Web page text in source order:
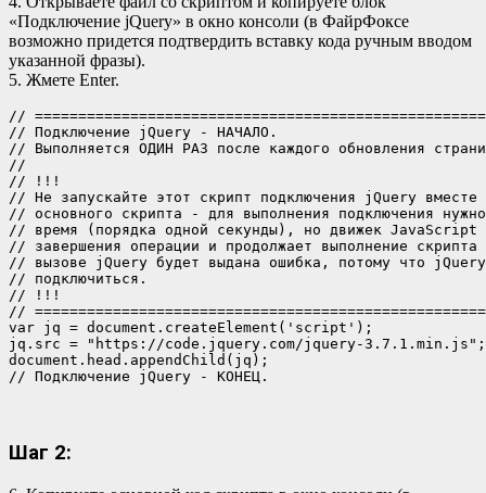
«Подключение jQuery» в окно консоли (в ФайрФоксе
возможно придется подтвердить вставку кода ручным вводом
указанной фразы).
5. Жмете Enter.
//
// Подключение jQuery - НАЧАЛО.
// Выполняется ОДИН РАЗ после каждого обновления
//
// !!!
// Не запускайте этот скрипт подключения jQuery вместе
// основного скрипта - для выполнения подключения
// время (порядка одной секунды), но движек JavaScript
// завершения операции и продолжает выполнение
// вызове jQuery будет выдана ошибка, потому что
// подключиться.
// !!!
//
var jq = document.createElement('script');
jq.src = "https://code.jquery.com/jquery-3.7.1.min.js";
document.head.appendChild(jq);
Шаг 2: